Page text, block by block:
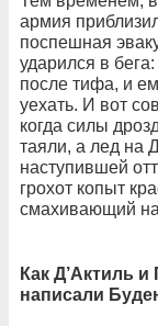
армия
поспешная
ударился в
после тифа, и
уехать. И вот
когда силы
таяли, а лед на
наступившей
грохот копыт
смахивающий
Как Д’Актиль
написали